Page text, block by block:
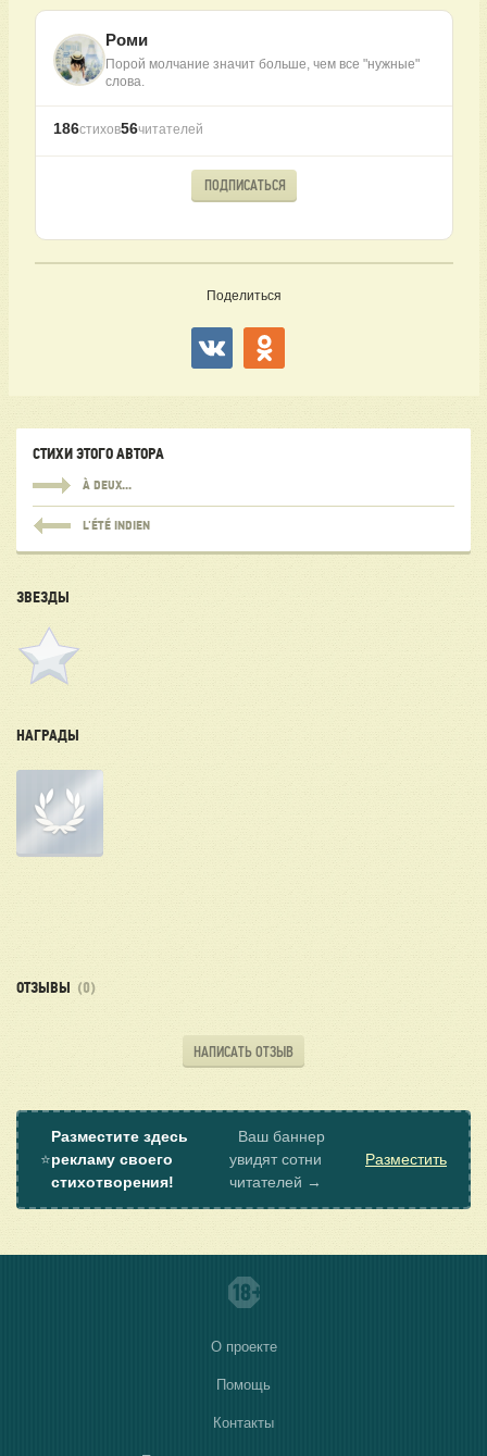
Роми
Порой молчание значит больше, чем все "нужные"
слова.
186стихов56читателей
ПОДПИСАТЬСЯ
Поделиться
СТИХИ ЭТОГО АВТОРА
À DEUX...
L'ÉTÉ INDIEN
ЗВЕЗДЫ
НАГРАДЫ
ОТЗЫВЫ (0)
НАПИСАТЬ ОТЗЫВ
⭐
Разместите здесь
рекламу своего
стихотворения!
Ваш баннер
увидят сотни
читателей →
Разместить
О проекте
Помощь
Контакты